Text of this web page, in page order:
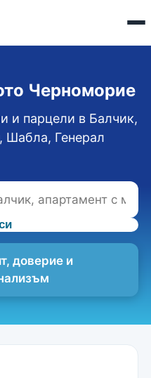
Черноморие
и парцели в Балчик,
Шабла, Генерал
доверие и